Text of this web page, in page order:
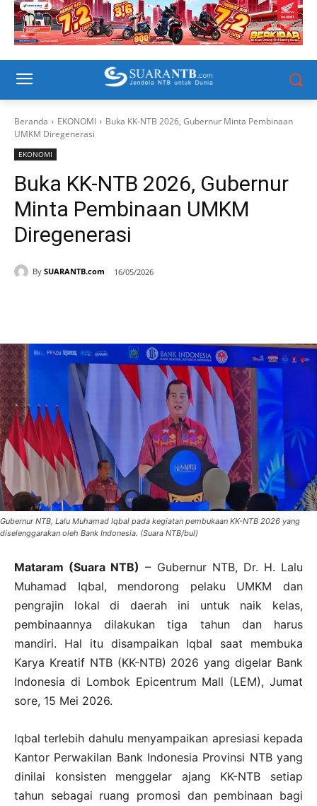
Beranda EKONOMI
Buka KK-NTB 2026, Gubernur Minta Pembinaan
UMKM Diregenerasi
EKONOMI
Buka KK-NTB 2026, Gubernur
Minta Pembinaan UMKM
Diregenerasi
By SUARANTB.com 16/05/2026
Gubernur NTB, Lalu Muhamad Iqbal pada kegiatan pembukaan KK-NTB 2026 yang
diselenggarakan oleh Bank Indonesia. (Suara NTB/bul)
Mataram (Suara NTB) – Gubernur NTB, Dr. H. Lalu
Muhamad Iqbal, mendorong pelaku UMKM dan
pengrajin lokal di daerah ini untuk naik kelas,
pembinaannya dilakukan tiga tahun dan harus
mandiri. Hal itu disampaikan Iqbal saat membuka
Karya Kreatif NTB (KK-NTB) 2026 yang digelar Bank
Indonesia di Lombok Epicentrum Mall (LEM), Jumat
sore, 15 Mei 2026.
Iqbal terlebih dahulu menyampaikan apresiasi kepada
Kantor Perwakilan Bank Indonesia Provinsi NTB yang
dinilai konsisten menggelar ajang KK-NTB setiap
tahun sebagai ruang promosi dan pembinaan bagi